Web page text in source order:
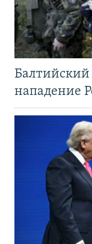
Балтийский
нападение